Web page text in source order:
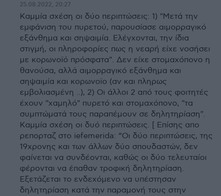
25.08.2022, 20:27
Καμμία σχέση οι δύο περιπτώσεις: 1) "Μετά την
εμφάνιση του πυρετού, παρουσίασε αιμορραγικό
εξάνθημα και σηψαιμία. Ελέγχονται, την ίδια
στιγμή, οι πληροφορίες πως η νεαρή είχε νοσήσει
με κορωνοϊό πρόσφατα". Δεν είχε στομαχόπονο η
θανούσα, αλλά αιμορραγικό εξάνθημα και
σηψαιμία και κορωνοϊο (αν και πληρως
εμβολιασμένη ..), 2) Οι άλλοι 2 από τους φοιτητές
έχουν "χαμηλό" πυρετό και στομαχόπονο, "τα
συμπτώματά τους παραπέμουν σε δηλητηρίαση".
Καμμία σχέση οι δυό περιπτώσεις. [ Επίσης απο
ρεπορταζ στο iefemerida: “Οι δύο περιπτώσεις, της
19χρονης και των άλλων δύο σπουδαστών, δεν
φαίνεται να συνδέονται, καθώς οι δύο τελευταίοι
φέρονται να έπαθαν τροφική δηλητηρίαση.
Eξετάζεται το ενδεχόμενο να υπέστησαν
δηλητηρίαση κατά την παραμονή τους στην